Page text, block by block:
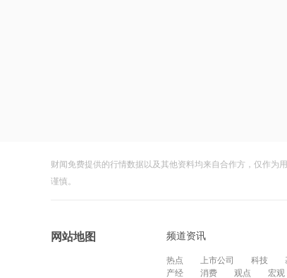
财闻免费提供的行情数据以及其他资料均来自合作方，仅作为
谨慎。
网站地图 频道资讯
热点 上市公司 科技
产经
消费 观点 宏观